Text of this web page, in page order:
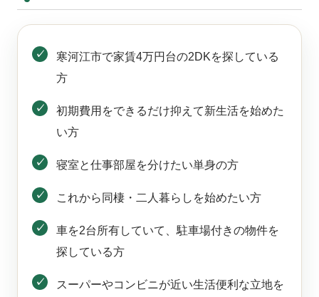
寒河江市で家賃4万円台の2DKを探している
方
初期費用をできるだけ抑えて新生活を始めた
い方
寝室と仕事部屋を分けたい単身の方
これから同棲・二人暮らしを始めたい方
車を2台所有していて、駐車場付きの物件を
探している方
スーパーやコンビニが近い生活便利な立地を